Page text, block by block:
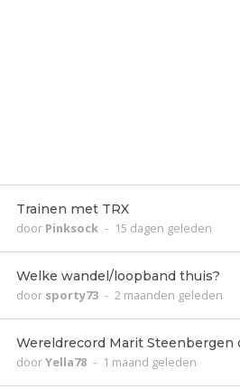
Trainen met TRX
door Pinksock - 15 dagen geleden
Welke wandel/loopband thuis?
door sporty73 - 2 maanden geleden
Wereldrecord Marit Steenbergen
doorYella78 - 1 maand geleden